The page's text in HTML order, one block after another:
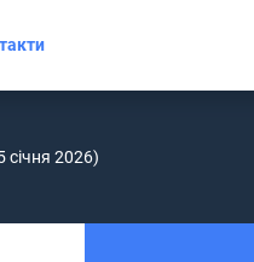
2026)